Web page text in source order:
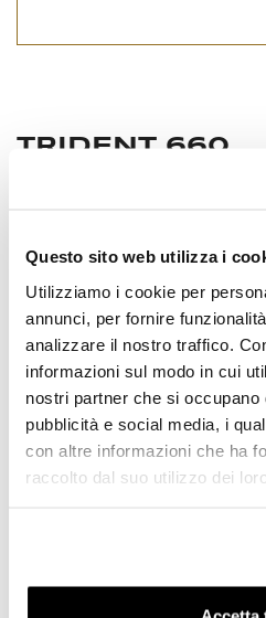
Questo sito web utilizza i
Utilizziamo i cookie per
annunci, per fornire
analizzare il nostro traffico.
informazioni sul modo in cui
nostri partner che si occupano
pubblicità e social media, i
con altre informazioni che ha
raccolto dal suo utilizzo dei
TRIDENT 660